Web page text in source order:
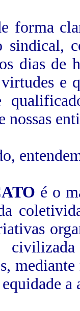
forma
sindical,
dias de
e
nossas
é o
a